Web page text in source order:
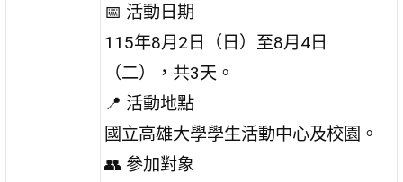
📅 活動日期
115年8月2日（日）至8月4日
（二），共3天。
📍 活動地點
國立高雄大學學生活動中心及校園。
👥 參加對象